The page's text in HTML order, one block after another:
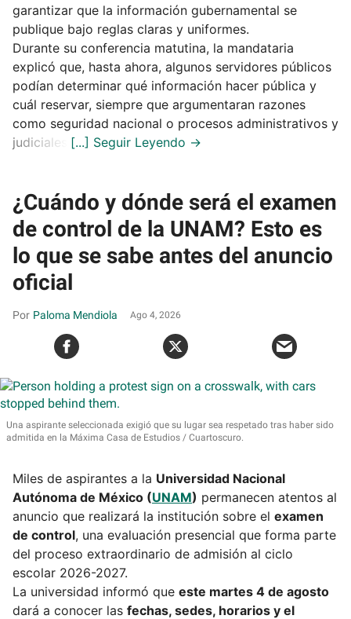
garantizar que la información gubernamental se
publique bajo reglas claras y uniformes.
Durante su conferencia matutina, la mandataria
explicó que, hasta ahora, algunos servidores públicos
podían determinar qué información hacer pública y
cuál reservar, siempre que argumentaran razones
como seguridad nacional o procesos administrativos y
judiciales.
¿Cuándo y dónde será el examen
de control de la UNAM? Esto es
lo que se sabe antes del anuncio
oficial
Paloma Mendiola Ago 4, 2026
Una aspirante seleccionada exigió que su lugar sea respetado tras haber sido
admitida en la Máxima Casa de Estudios
Cuartoscuro.
Miles de aspirantes a la Universidad Nacional
Autónoma de México (UNAM) permanecen atentos al
anuncio que realizará la institución sobre el examen
de control, una evaluación presencial que forma parte
del proceso extraordinario de admisión al ciclo
escolar 2026-2027.
La universidad informó que este martes 4 de agosto
dará a conocer las fechas, sedes, horarios y el